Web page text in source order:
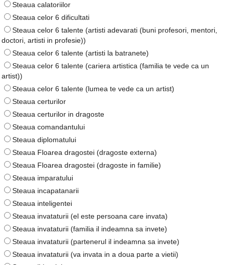
Steaua calatoriilor
Steaua celor 6 dificultati
Steaua celor 6 talente (artisti adevarati (buni profesori, mentori,
doctori, artisti in profesie))
Steaua celor 6 talente (artisti la batranete)
Steaua celor 6 talente (cariera artistica (familia te vede ca un
artist))
Steaua celor 6 talente (lumea te vede ca un artist)
Steaua certurilor
Steaua certurilor in dragoste
Steaua comandantului
Steaua diplomatului
Steaua Floarea dragostei (dragoste externa)
Steaua Floarea dragostei (dragoste in familie)
Steaua imparatului
Steaua incapatanarii
Steaua inteligentei
Steaua invataturii (el este persoana care invata)
Steaua invataturii (familia il indeamna sa invete)
Steaua invataturii (partenerul il indeamna sa invete)
Steaua invataturii (va invata in a doua parte a vietii)